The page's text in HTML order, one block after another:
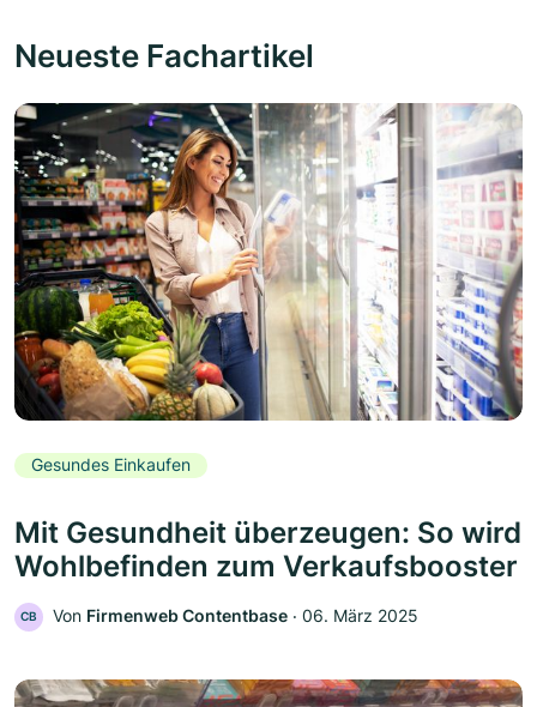
Neueste Fachartikel
Gesundes Einkaufen
Mit Gesundheit überzeugen: So wird
Wohlbefinden zum Verkaufsbooster
CB Von Firmenweb Contentbase ‧ 06. März 2025